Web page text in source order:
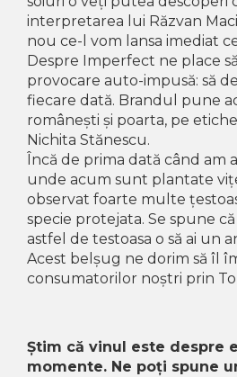
interpretarea lui Răzvan
nou ce-l vom lansa imediat
Despre Imperfect ne place
provocare auto-impusă: să
fiecare dată. Brandul pune
românești și poarta, pe
Nichita Stănescu.
Încă de prima dată când am
unde acum sunt plantate
observat foarte multe
specie protejata. Se spune
astfel de testoasa o să ai un
Acest belșug ne dorim să îl
consumatorilor noștri prin
Știm că vinul este despre
momente. Ne poți spune